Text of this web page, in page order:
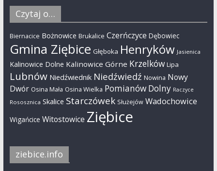
Czytaj o…
Biernacice Bożnowice Brukalice Czerńczyce Dębowiec
Gmina Ziębice Głęboka Henryków Jasienica
Kalinowice Dolne Kalinowice Górne Krzelków Lipa
Lubnów Niedźwiednik Niedźwiedź Nowina Nowy
Dwór Osina Mała Osina Wielka Pomianów Dolny Raczyce
Rososznica Skalice Starczówek Służejów Wadochowice
Wigańcice Witostowice Ziębice
ziebice.info